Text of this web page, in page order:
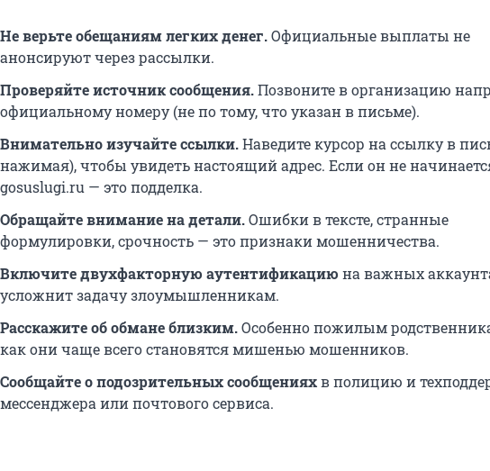
Не верьте обещаниям легких денег.Официальные выплаты не
анонсируют через рассылки.
Проверяйте источник сообщения.Позвоните в организацию
официальному номеру (не по тому, что указан в письме).
Внимательно изучайте ссылки.Наведите курсор на ссылку в
нажимая), чтобы увидеть настоящий адрес. Если он не
gosuslugi.ru — это подделка.
Обращайте внимание на детали.Ошибки в тексте, странные
формулировки, срочность — это признаки мошенничества.
Включите двухфакторную аутентификациюна важных
усложнит задачу злоумышленникам.
Расскажите об обмане близким.Особенно пожилым
как они чаще всего становятся мишенью мошенников.
Сообщайте о подозрительных сообщенияхв полицию и
мессенджера или почтового сервиса.